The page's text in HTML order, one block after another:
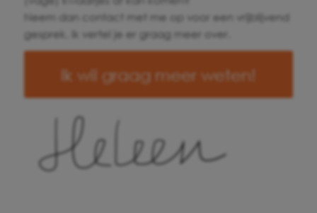
Neem dan contact met me op voor een vrijblijvend
gesprek, ik vertel je er graag meer over.
Ik wil graag meer weten!